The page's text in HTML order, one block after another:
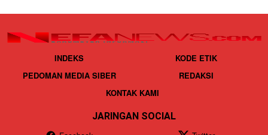
INDEKS
KODE ETIK
PEDOMAN MEDIA SIBER
REDAKSI
KONTAK KAMI
JARINGAN SOCIAL